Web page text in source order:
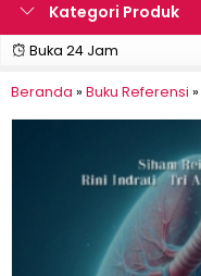
Kategori Produk
Buka 24 Jam
Beranda » Buku Referensi »